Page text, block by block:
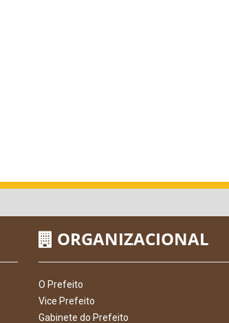
ORGANIZACIONAL
O Prefeito
Vice Prefeito
Gabinete do Prefeito